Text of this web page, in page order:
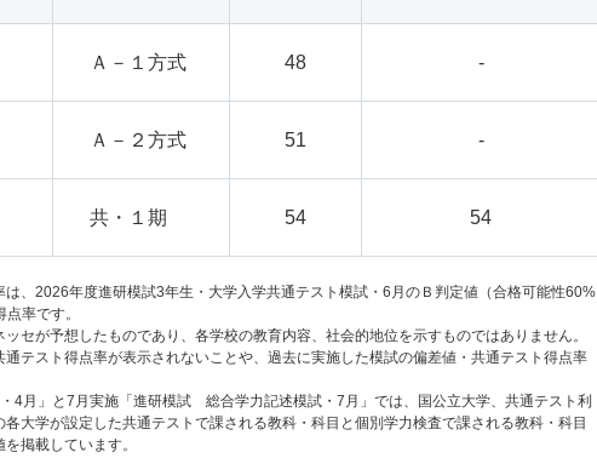
Ａ－１方式 48 -
Ａ－２方式 51 -
共・１期 54 54
、2026年度進研模試3年生・大学入学共通テスト模試・6月のＢ判定値（合格可能性60%
率です。
が予想したものであり、各学校の教育内容、社会的地位を示すものではありません。
テスト得点率が表示されないことや、過去に実施した模試の偏差値・共通テスト得点率
」と7月実施「進研模試 総合学力記述模試・7月」では、国公立大学、共通テスト利
大学が設定した共通テストで課される教科・科目と個別学力検査で課される教科・科目
掲載しています。